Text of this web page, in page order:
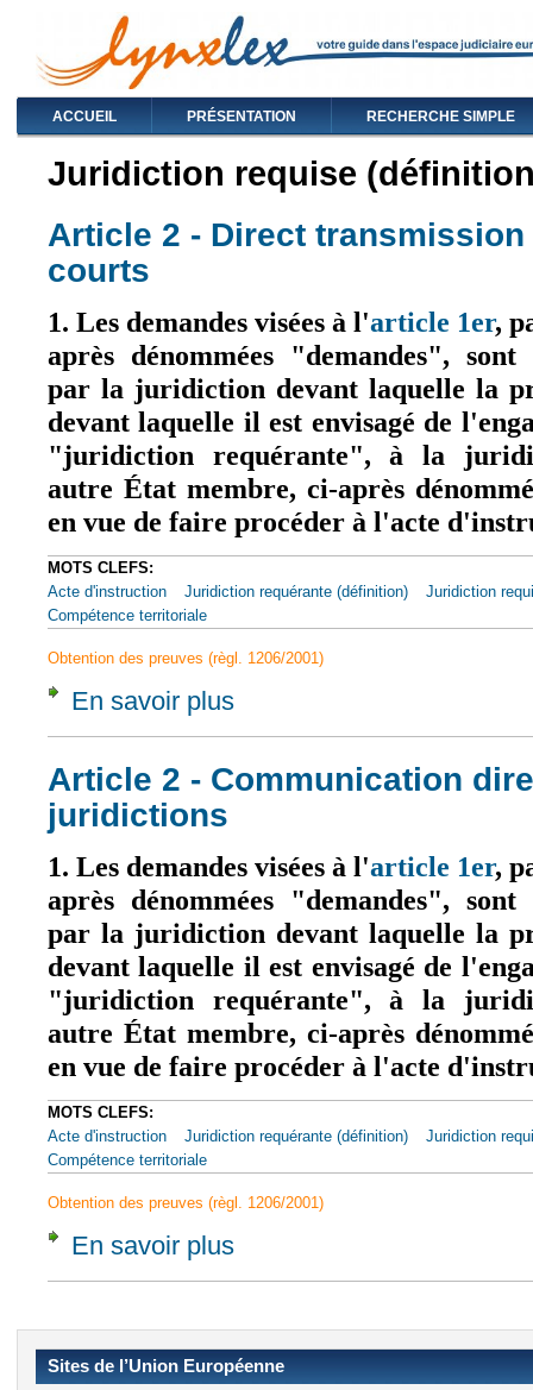
ACCUEIL PRÉSENTATION RECHERCHE SIMPLE
Juridiction requise
Article 2 - Direct transmission
courts
1. Les demandes visées à l'article 1er,
après dénommées "demandes",
par la juridiction devant laquelle la
devant laquelle il est envisagé de
"juridiction requérante", à la
autre État membre, ci-après
en vue de faire procéder à l'acte
MOTS CLEFS:
Acte d'instruction
Juridiction requérante (définition)
Juridiction
Compétence territoriale
Obtention des preuves (règl. 1206/2001)
En savoir plus
Article 2 - Communication
juridictions
1. Les demandes visées à l'article 1er,
après dénommées "demandes",
par la juridiction devant laquelle la
devant laquelle il est envisagé de
"juridiction requérante", à la
autre État membre, ci-après
en vue de faire procéder à l'acte
MOTS CLEFS:
Acte d'instruction
Juridiction requérante (définition)
Juridiction
Compétence territoriale
Obtention des preuves (règl. 1206/2001)
En savoir plus
Sites de l’Union Européenne